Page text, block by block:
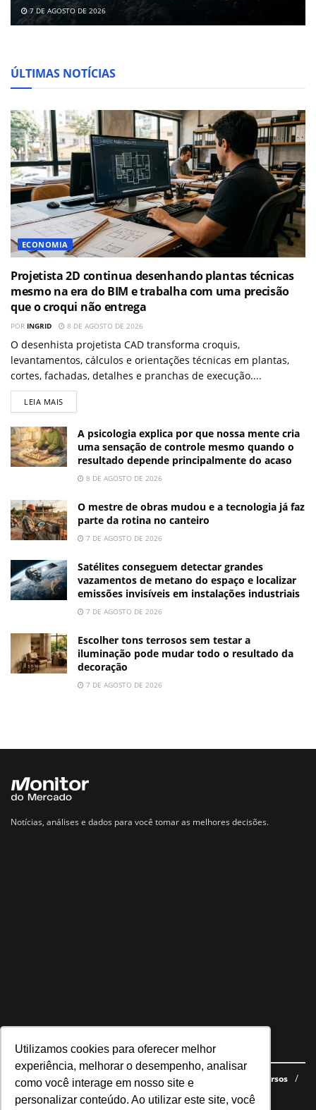
Utilizamos cookies para oferecer melhor
experiência, melhorar o desempenho, analisar
como você interage em nosso site e
personalizar conteúdo. Ao utilizar este site, você
7 DE AGOSTO DE 2026
ÚLTIMAS NOTÍCIAS
ECONOMIA
Projetista 2D continua desenhando plantas técnicas
mesmo na era do BIM e trabalha com uma precisão
que o croqui não entrega
POR INGRID 8 DE AGOSTO DE 2026
O desenhista projetista CAD transforma croquis,
levantamentos, cálculos e orientações técnicas em plantas,
cortes, fachadas, detalhes e pranchas de execução....
LEIA MAIS
A psicologia explica por que nossa mente cria
uma sensação de controle mesmo quando o
resultado depende principalmente do acaso
8 DE AGOSTO DE 2026
O mestre de obras mudou e a tecnologia já faz
parte da rotina no canteiro
7 DE AGOSTO DE 2026
Satélites conseguem detectar grandes
vazamentos de metano do espaço e localizar
emissões invisíveis em instalações industriais
7 DE AGOSTO DE 2026
Escolher tons terrosos sem testar a
iluminação pode mudar todo o resultado da
decoração
7 DE AGOSTO DE 2026
Notícias, análises e dados para você tomar as melhores decisões.
Navegue no site
Últimas notícias Quem somos E-books gratuitos
Cursos
Política de privacidade